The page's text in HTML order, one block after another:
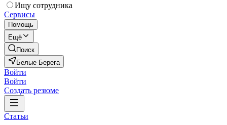
Ищу сотрудника
Сервисы
Помощь
Ещё
Поиск
Белые Берега
Войти
Войти
Создать резюме
Статьи